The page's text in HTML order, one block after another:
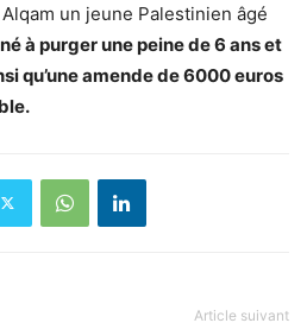
un jeune Palestinien âgé
à purger une peine de 6 ans et
qu’une amende de 6000 euros
Article suivant